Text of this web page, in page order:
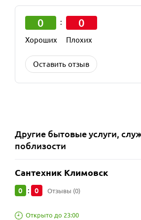
0
Хороших
: 0
Плохих
Оставить отзыв
Другие бытовые услуги,
поблизости
Сантехник Климовск
0 : 0 Отзывы (0)
Открыто до 23:00